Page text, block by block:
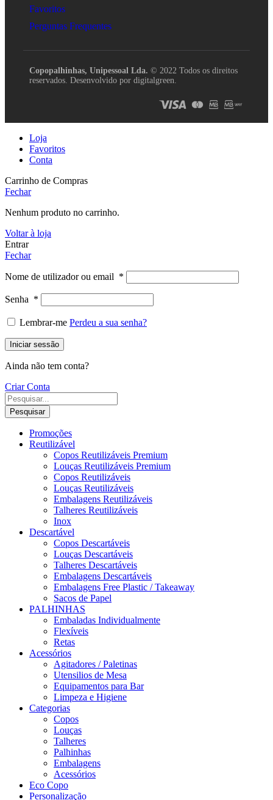
Favoritos
Perguntas Frequentes
Copopalhinhas, Unipessoal Lda. © 2022 Todos os direitos
reservados. Desenvolvido por digitalgreen.
Loja
Favoritos
Conta
Carrinho de Compras
Fechar
Nenhum produto no carrinho.
Voltar à loja
Entrar
Fechar
Nome de utilizador ou email *
Senha *
Lembrar-me Perdeu a sua senha?
Iniciar sessão
Ainda não tem conta?
Criar Conta
Pesquisar
Promoções
Reutilizável
Copos Reutilizáveis Premium
Louças Reutilizáveis Premium
Copos Reutilizáveis
Louças Reutilizáveis
Embalagens Reutilizáveis
Talheres Reutilizáveis
Inox
Descartável
Copos Descartáveis
Louças Descartáveis
Talheres Descartáveis
Embalagens Descartáveis
Embalagens Free Plastic / Takeaway
Sacos de Papel
PALHINHAS
Embaladas Individualmente
Flexíveis
Retas
Acessórios
Agitadores / Paletinas
Utensilios de Mesa
Equipamentos para Bar
Limpeza e Higiene
Categorias
Copos
Louças
Talheres
Palhinhas
Embalagens
Acessórios
Eco Copo
Personalização